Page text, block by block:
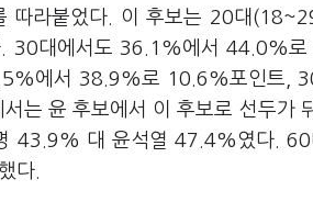
라붙었다. 이 후보는 20대
대에서도 36.1%에서 44.0%로
에서 38.9%로 10.6%포인트,
윤 후보에서 이 후보로 선두가
대 윤석열 47.4%였다. 60
다.